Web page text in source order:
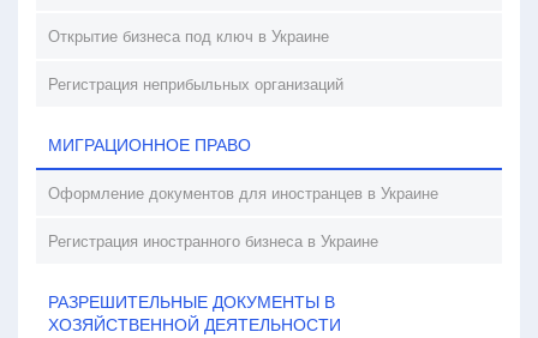
Открытие бизнеса под ключ в Украине
Регистрация неприбыльных организаций
МИГРАЦИОННОЕ ПРАВО
Оформление документов для иностранцев в Украине
Регистрация иностранного бизнеса в Украине
РАЗРЕШИТЕЛЬНЫЕ ДОКУМЕНТЫ В
ХОЗЯЙСТВЕННОЙ ДЕЯТЕЛЬНОСТИ